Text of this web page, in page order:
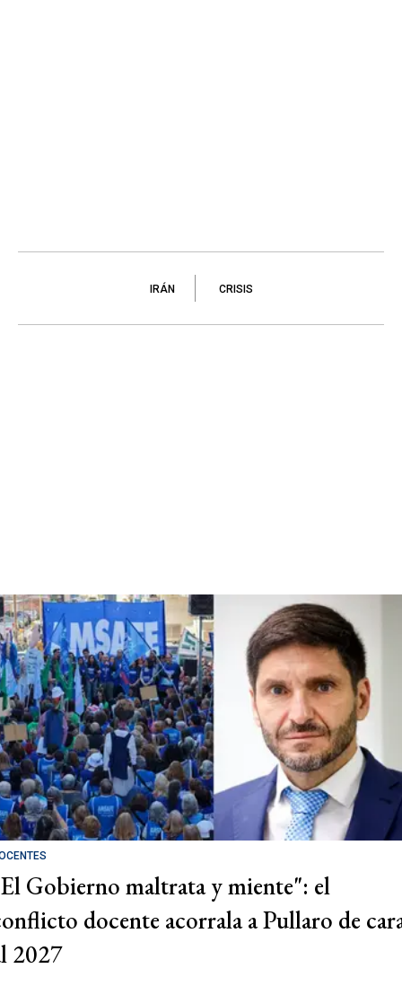
IRÁN CRISIS
Gobierno maltrata y miente": el
docente acorrala a Pullaro de
2027